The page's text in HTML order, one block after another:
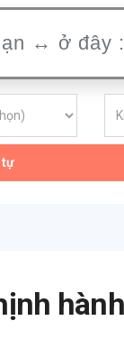
tự
hành